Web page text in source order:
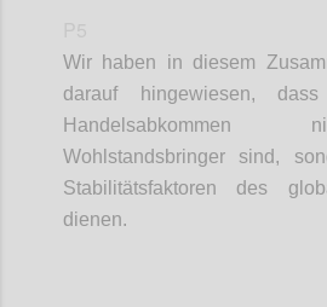
Wir haben in diesem
darauf hingewiesen, dass
Handelsabkommen
Wohlstandsbringer sind,
Stabilitätsfaktoren des
dienen.